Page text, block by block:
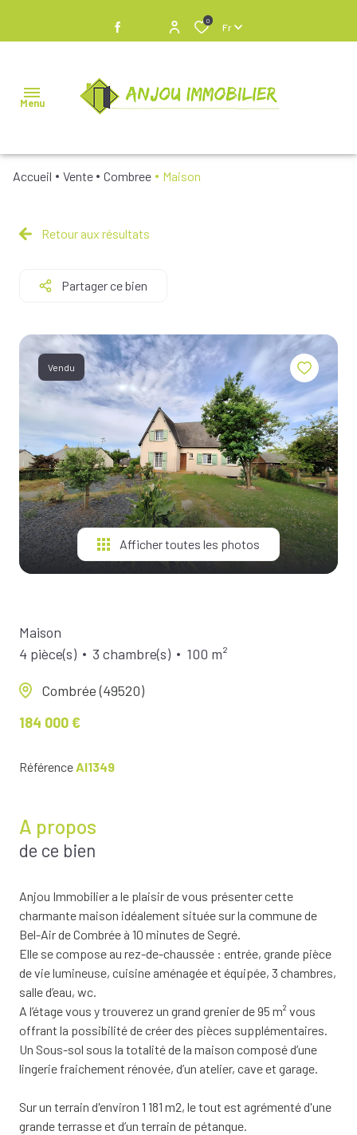
0
Fr
Menu
VENDRE
BIENS
BIENS À
LA
LOCATION
ESTIMEZ
VOTRE
BIEN
NOTRE
ÉQUIPE
Accueil Vente Combree Maison
Retour aux résultats
Partager ce bien
Vendu
Afficher toutes les photos
Maison
4 pièce(s)
3 chambre(s) 100 m²
Combrée (49520)
184 000 €
RéférenceAI1349
A propos
de ce bien
Anjou Immobilier a le plaisir de vous présenter cette
charmante maison idéalement située sur la commune de
Bel-Air de Combrée à 10 minutes de Segré.
Elle se compose au rez-de-chaussée : entrée, grande pièce
de vie lumineuse, cuisine aménagée et équipée, 3 chambres,
salle d’eau, wc.
A l’étage vous y trouverez un grand grenier de 95 m² vous
offrant la possibilité de créer des pièces supplémentaires.
Un Sous-sol sous la totalité de la maison composé d’une
lingerie fraichement rénovée, d’un atelier, cave et garage.
Sur un terrain d'environ 1 181 m2, le tout est agrémenté d'une
grande terrasse et d’un terrain de pétanque.